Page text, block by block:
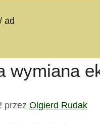
ad
wymiana
przez Olgierd Rudak